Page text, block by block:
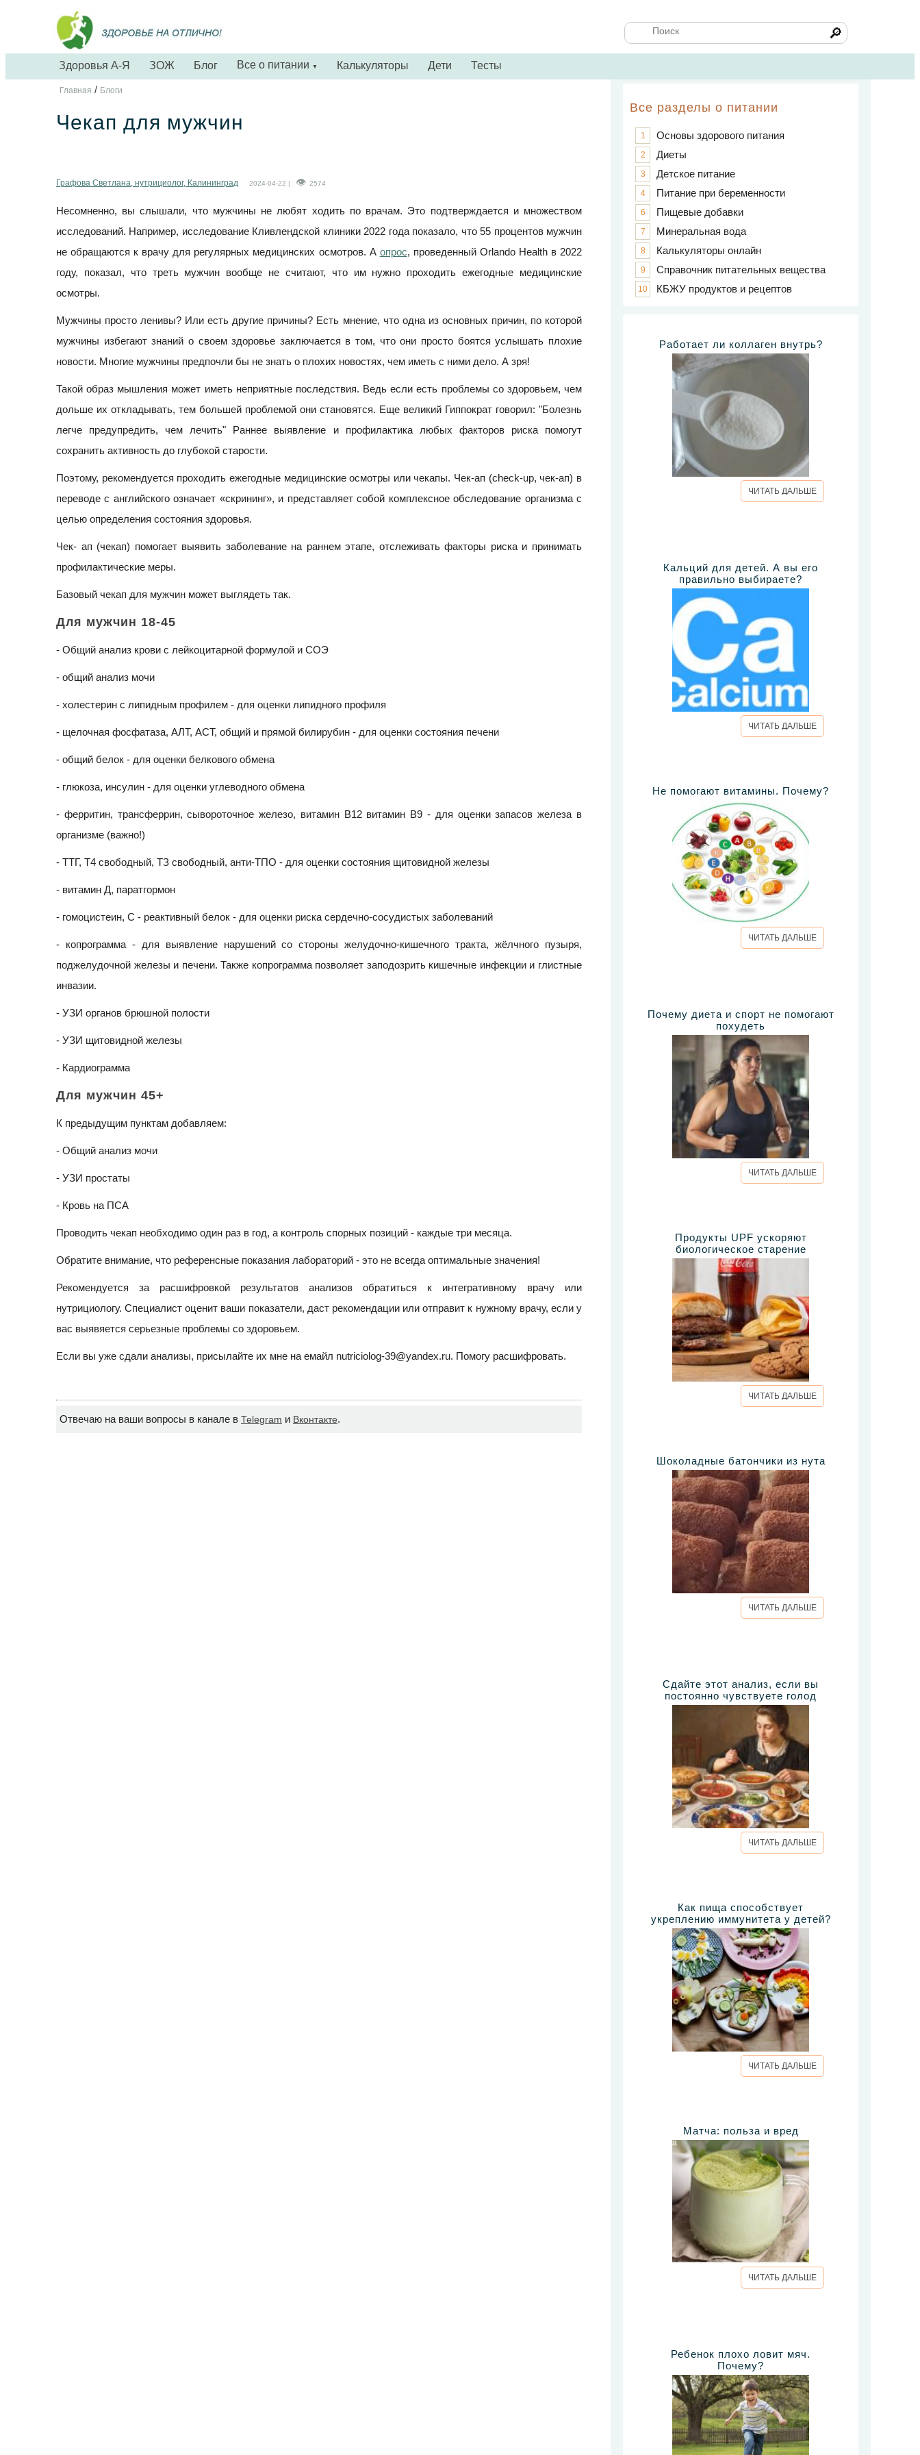
🔎
Здоровья А-Я ЗОЖ Блог Все о питании ▼ Калькуляторы Дети Тесты
Главная / Блоги
Чекап для мужчин
Графова Светлана, нутрициолог, Калининград 2024-04-22 | 2574
Несомненно, вы слышали, что мужчины не любят ходить по врачам. Это подтверждается и множеством
исследований. Например, исследование Кливлендской клиники 2022 года показало, что 55 процентов мужчин
не обращаются к врачу для регулярных медицинских осмотров. А опрос, проведенный Orlando Health в 2022
году, показал, что треть мужчин вообще не считают, что им нужно проходить ежегодные медицинские
осмотры.
Мужчины просто ленивы? Или есть другие причины? Есть мнение, что одна из основных причин, по которой
мужчины избегают знаний о своем здоровье заключается в том, что они просто боятся услышать плохие
новости. Многие мужчины предпочли бы не знать о плохих новостях, чем иметь с ними дело. А зря!
Такой образ мышления может иметь неприятные последствия. Ведь если есть проблемы со здоровьем, чем
дольше их откладывать, тем большей проблемой они становятся. Еще великий Гиппократ говорил: "Болезнь
легче предупредить, чем лечить" Раннее выявление и профилактика любых факторов риска помогут
сохранить активность до глубокой старости.
Поэтому, рекомендуется проходить ежегодные медицинские осмотры или чекапы. Чек-ап (check-up, чек-ап) в
переводе с английского означает «скрининг», и представляет собой комплексное обследование организма с
целью определения состояния здоровья.
Чек- ап (чекап) помогает выявить заболевание на раннем этапе, отслеживать факторы риска и принимать
профилактические меры.
Базовый чекап для мужчин может выглядеть так.
Для мужчин 18-45
- Общий анализ крови с лейкоцитарной формулой и СОЭ
- общий анализ мочи
- холестерин с липидным профилем - для оценки липидного профиля
- щелочная фосфатаза, АЛТ, АСТ, общий и прямой билирубин - для оценки состояния печени
- общий белок - для оценки белкового обмена
- глюкоза, инсулин - для оценки углеводного обмена
- ферритин, трансферрин, сывороточное железо, витамин В12 витамин В9 - для оценки запасов железа в
организме (важно!)
- ТТГ, Т4 свободный, ТЗ свободный, анти-ТПО - для оценки состояния щитовидной железы
- витамин Д, паратгормон
- гомоцистеин, С - реактивный белок - для оценки риска сердечно-сосудистых заболеваний
- копрограмма - для выявление нарушений со стороны желудочно-кишечного тракта, жёлчного пузыря,
поджелудочной железы и печени. Также копрограмма позволяет заподозрить кишечные инфекции и глистные
инвазии.
- УЗИ органов брюшной полости
- УЗИ щитовидной железы
- Кардиограмма
Для мужчин 45+
К предыдущим пунктам добавляем:
- Общий анализ мочи
- УЗИ простаты
- Кровь на ПСА
Проводить чекап необходимо один раз в год, а контроль спорных позиций - каждые три месяца.
Обратите внимание, что референсные показания лабораторий - это не всегда оптимальные значения!
Рекомендуется за расшифровкой результатов анализов обратиться к интегративному врачу или
нутрициологу. Специалист оценит ваши показатели, даст рекомендации или отправит к нужному врачу, если у
вас выявяется серьезные проблемы со здоровьем.
Если вы уже сдали анализы, присылайте их мне на емайл nutriciolog-39@yandex.ru. Помогу расшифровать.
Отвечаю на ваши вопросы в канале в Telegram и Вконтакте.
Все разделы о питании
1 Основы здорового питания
2 Диеты
3 Детское питание
4 Питание при беременности
6 Пищевые добавки
7 Минеральная вода
8 Калькуляторы онлайн
9 Справочник питательных вещества
10 КБЖУ продуктов и рецептов
Работает ли коллаген внутрь?
ЧИТАТЬ ДАЛЬШЕ
Кальций для детей. А вы его
правильно выбираете?
ЧИТАТЬ ДАЛЬШЕ
Не помогают витамины. Почему?
ЧИТАТЬ ДАЛЬШЕ
Почему диета и спорт не помогают
похудеть
ЧИТАТЬ ДАЛЬШЕ
Продукты UPF ускоряют
биологическое старение
ЧИТАТЬ ДАЛЬШЕ
Шоколадные батончики из нута
ЧИТАТЬ ДАЛЬШЕ
Сдайте этот анализ, если вы
постоянно чувствуете голод
ЧИТАТЬ ДАЛЬШЕ
Как пища способствует
укреплению иммунитета у детей?
ЧИТАТЬ ДАЛЬШЕ
Матча: польза и вред
ЧИТАТЬ ДАЛЬШЕ
Ребенок плохо ловит мяч.
Почему?